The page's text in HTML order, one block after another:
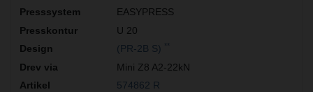
EASYPRESS
U 20
(PR-2B S)
Mini Z8 A2-22kN
574862 R